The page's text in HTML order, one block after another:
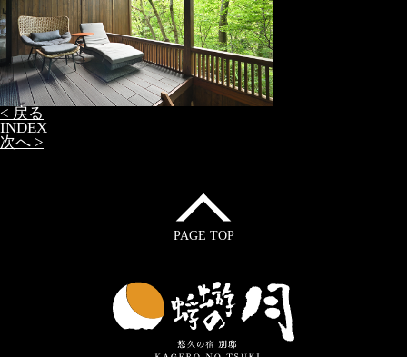
< 戻る
INDEX
次へ >
PAGE TOP